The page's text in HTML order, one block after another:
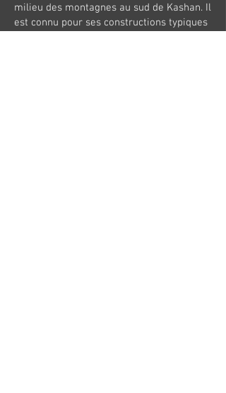
milieu des montagnes au sud de Kashan. Il
est connu pour ses constructions typiques